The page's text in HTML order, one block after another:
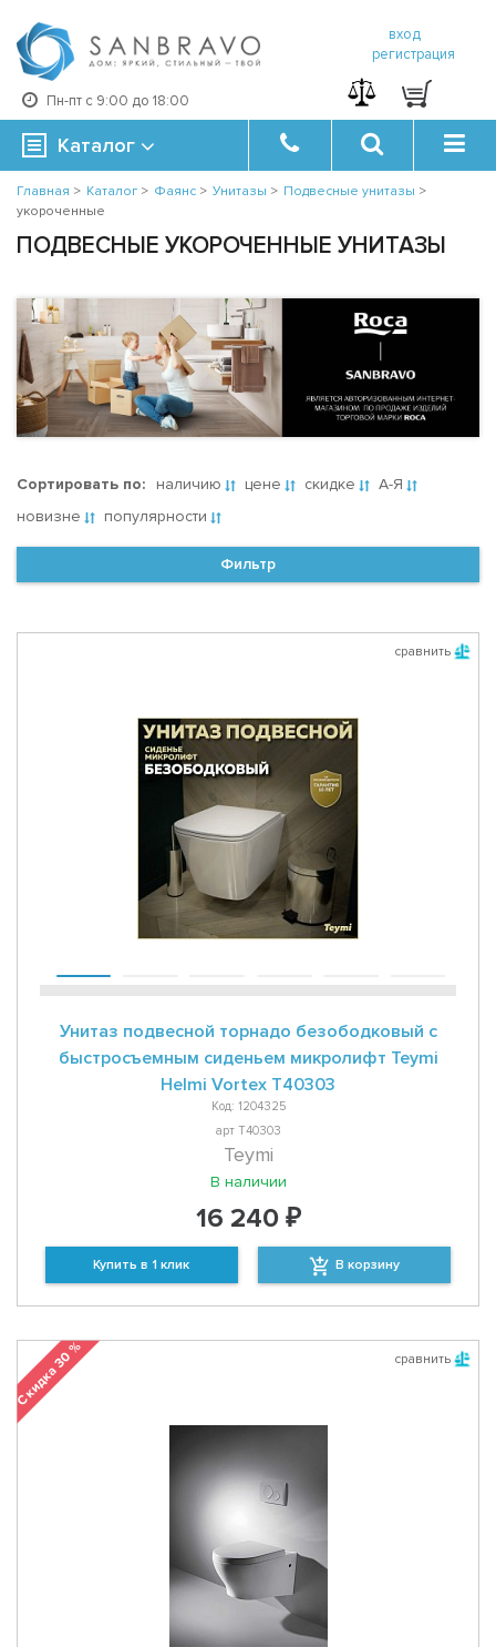
Пн-пт с 9:00 до 18:00
вход
регистрация
Каталог
Главная > Каталог > Фаянс > Унитазы > Подвесные унитазы >
укороченные
ПОДВЕСНЫЕ УКОРОЧЕННЫЕ УНИТАЗЫ
Сортировать по: наличию цене скидке
А-Я
новизне
популярности
Фильтр
сравнить
Унитаз подвесной торнадо безободковый с
быстросъемным сиденьем микролифт Teymi
Helmi Vortex T40303
Код: 1204325
арт T40303
Teymi
В наличии
16 240 ₽
Купить в 1 клик В корзину
сравнить
Скидка 30 %